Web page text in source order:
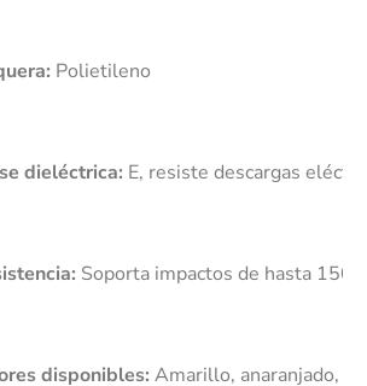
Polietileno
dieléctrica: E, resiste descargas
Soporta impactos de hasta 150
disponibles: Amarillo, anaranjado,